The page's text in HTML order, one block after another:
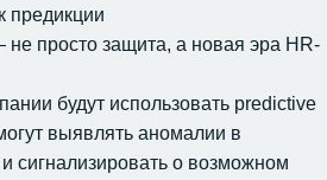
предикции
просто защита, а новая эра HR-
будут использовать predictive
выявлять аномалии в
сигнализировать о возможном